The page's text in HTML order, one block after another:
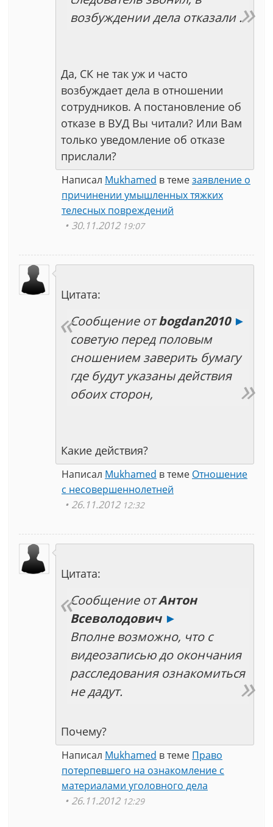
возбуждении дела отказали .
Да, СК не так уж и часто
возбуждает дела в отношении
сотрудников. А постановление об
отказе в ВУД Вы читали? Или Вам
только уведомление об отказе
прислали?
Написал Mukhamed в темезаявление о
причинении умышленных тяжких
телесных повреждений
30.11.2012 19:07
Цитата:
Сообщение отbogdan2010 ►
советую перед половым
сношением заверить бумагу
где будут указаны действия
обоих сторон,
Какие действия?
Написал Mukhamed в теме Отношение
с несовершеннолетней
26.11.2012 12:32
Цитата:
Сообщение отАнтон
Всеволодович ►
Вполне возможно, что с
видеозаписью до окончания
расследования ознакомиться
не дадут.
Почему?
Написал Mukhamed в теме Право
потерпевшего на ознакомление с
материалами уголовного дела
26.11.2012 12:29